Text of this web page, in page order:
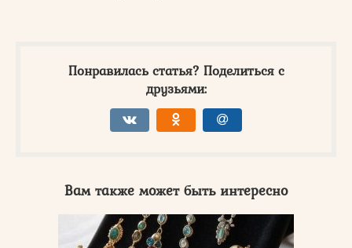
Понравилась статья? Поделиться с
друзьями:
Вам также может быть интересно